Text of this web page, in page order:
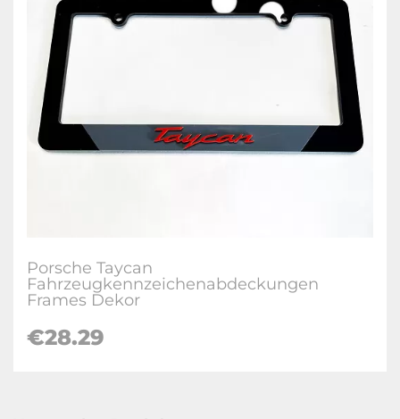
Porsche Taycan
Fahrzeugkennzeichenabdeckungen
Frames Dekor
€28.29